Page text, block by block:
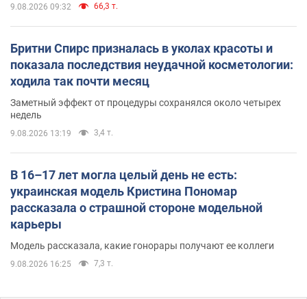
9.08.2026 09:32 66,3 т.
Бритни Спирс призналась в уколах красоты и
показала последствия неудачной косметологии:
ходила так почти месяц
Заметный эффект от процедуры сохранялся около четырех
недель
9.08.2026 13:19 3,4 т.
В 16–17 лет могла целый день не есть:
украинская модель Кристина Пономар
рассказала о страшной стороне модельной
карьеры
Модель рассказала, какие гонорары получают ее коллеги
9.08.2026 16:25 7,3 т.